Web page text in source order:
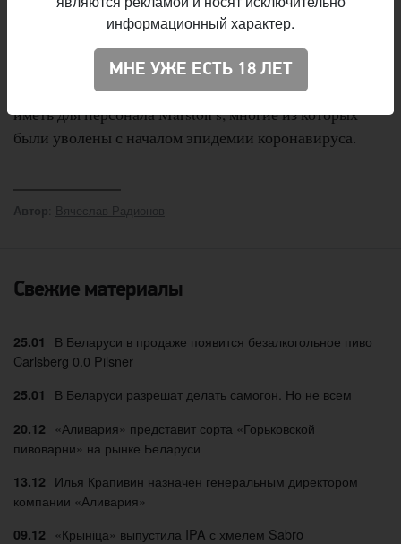
Компании заявили, что переговоры об объединении
начались в конце 2019 года и надеются завершить
сделку в третьем квартале 2020 года. Пока
неизвестно, какие последствия это решение будет
иметь для персонала Marston’s, многие из которых
были уволены с началом эпидемии коронавируса.
Автор Вячеслав Радионов
Свежие материалы
25.01
В Беларуси в продаже появится безалкогольное пиво
Carlsberg 0.0 Pilsner
25.01 В Беларуси разрешат делать самогон. Но не всем
20.12
«Аливария» представит сорта «Горьковской
пивоварни» на рынке Беларуси
13.12 Илья Крапивин назначен генеральным директором
компании «Аливария»
09.12 «Крыніца» выпустила IPA с хмелем Sabro
информационный характер.
МНЕ УЖЕ ЕСТЬ 18 ЛЕТ